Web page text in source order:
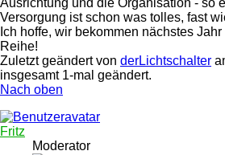
Ausrichtung und die Organisation - so
Versorgung ist schon was tolles, fast
Ich hoffe, wir bekommen nächstes
Reihe!
Zuletzt geändert von derLichtschalter
insgesamt 1-mal geändert.
Nach oben
Fritz
Moderator